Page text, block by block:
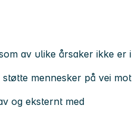
av ulike årsaker ikke er i
mennesker på vei mot
og eksternt med